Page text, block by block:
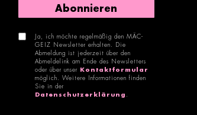
Abonnieren
Ja, ich möchte regelmäßig den MÄC-
GEIZ Newsletter erhalten. Die
Abmeldung ist jederzeit über den
Abmeldelink am Ende des Newsletters
oder über unser
Kontaktformular
möglich. Weitere Informationen finden
Sie in der
Datenschutzerklärung .